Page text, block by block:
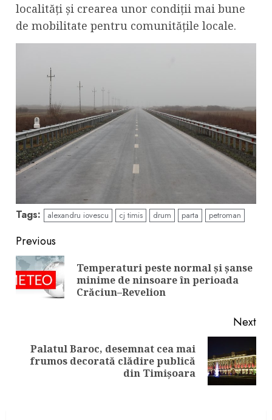
localități și crearea unor condiții mai bune
de mobilitate pentru comunitățile locale.
Tags: alexandru iovescu cj timis drum parta petroman
Continue
Reading
Previous
Temperaturi peste normal și șanse
minime de ninsoare în perioada
Crăciun–Revelion
Next
Next
Palatul Baroc, desemnat cea mai
frumos decorată clădire publică
din Timișoara